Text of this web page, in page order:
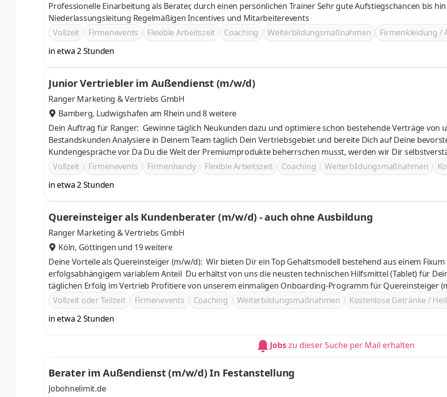
Professionelle Einarbeitung als Berater, durch einen persönlichen Trainer Sehr gute Aufstiegschancen bis hin zur
Niederlassungsleitung Regelmäßigen Incentives und Mitarbeiterevents
Vollzeit
Firmenevents Flexible Arbeitszeit Coaching Weiterbildungsmaßnahmen Firmenkleidung /
in etwa 2 Stunden
Junior Vertriebler im Außendienst (m/w/d)
Ranger Marketing & Vertriebs GmbH
Bamberg, Ludwigshafen am Rhein und 8 weitere
Dein Auftrag für Ranger: Gewinne täglich Neukunden dazu und optimiere schon bestehende Verträge von unseren
Bestandskunden Analysiere in Deinem Team täglich Dein Vertriebsgebiet und bereite Dich auf Deine
Kundengespräche vor Da Du die Welt der Premiumprodukte beherrschen musst, werden wir Dir
einen Trainer und eine ausführliche Einarbeitung bieten
Vollzeit Firmenevents Firmenhandy Flexible Arbeitszeit Coaching Weiterbildungsmaßnahmen
in etwa 2 Stunden
Quereinsteiger als Kundenberater (m/w/d) - auch ohne Ausbildung
Ranger Marketing & Vertriebs GmbH
Köln, Göttingen und 19 weitere
Deine Vorteile als Quereinsteiger (m/w/d): Wir bieten Dir ein Top Gehaltsmodell bestehend aus einem
erfolgsabhängigem variablem Anteil Du erhältst von uns die neusten technischen Hilfsmittel (Tablet) für
täglichen Erfolg im Vertrieb Profitiere von unserem einmaligen Onboarding-Programm für Quereinsteiger
mit persönlichem Trainer und qualifizierten Workshops Jeder erhält DIE Chance im Vertrieb aufzusteigen
Karriere zu machen – auch als Quereinsteiger (m/w/d) ohne Ausbildung! Sei Teil unser Ranger Community
Deine Kollegen als Freunde kennen
Vollzeit oder Teilzeit Firmenevents Coaching Weiterbildungsmaßnahmen
Kostenlose Getränke /
in etwa 2 Stunden
Jobszu dieser Suche per Mail erhalten
Berater im Außendienst (m/w/d) In Festanstellung
Jobohnelimit.de